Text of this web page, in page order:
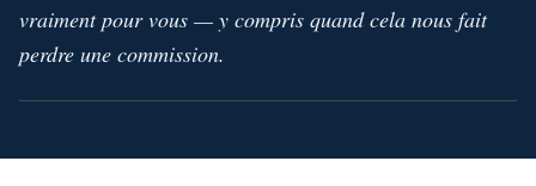
vraiment pour vous — y compris quand cela nous fait
perdre une commission.